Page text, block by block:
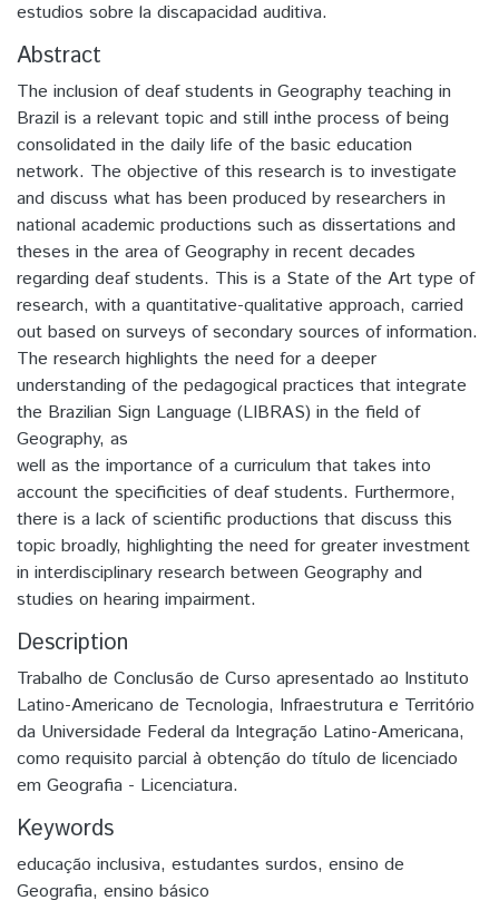
Abstract
The inclusion of deaf students in Geography teaching in
Brazil is a relevant topic and still inthe process of being
consolidated in the daily life of the basic education
network. The objective of this research is to investigate
and discuss what has been produced by researchers in
national academic productions such as dissertations and
theses in the area of Geography in recent decades
regarding deaf students. This is a State of the Art type of
research, with a quantitative-qualitative approach, carried
out based on surveys of secondary sources of information.
The research highlights the need for a deeper
understanding of the pedagogical practices that integrate
the Brazilian Sign Language (LIBRAS) in the field of
Geography, as
well as the importance of a curriculum that takes into
account the specificities of deaf students. Furthermore,
there is a lack of scientific productions that discuss this
topic broadly, highlighting the need for greater investment
in interdisciplinary research between Geography and
studies on hearing impairment.
Description
Trabalho de Conclusão de Curso apresentado ao Instituto
Latino-Americano de Tecnologia, Infraestrutura e Território
da Universidade Federal da Integração Latino-Americana,
como requisito parcial à obtenção do título de licenciado
em Geografia - Licenciatura.
Keywords
educação inclusiva, estudantes surdos, ensino de
Geografia, ensino básico